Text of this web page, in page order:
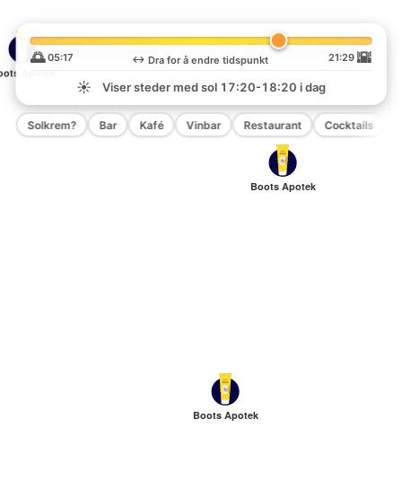
Boots Apotek
Boots Apotek
Apotek
🌅 05:17 ↔️ Dra for å endre tidspunkt 21:29 🌇
☀️
Viser steder med sol 17:20-18:20 i dag
Solkrem? Bar Kafé Vinbar Restaurant Cocktails